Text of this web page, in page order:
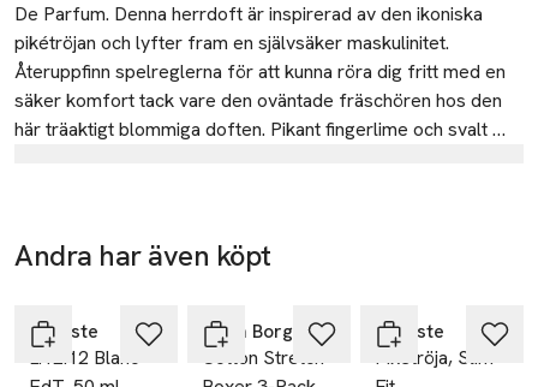
De Parfum. Denna herrdoft är inspirerad av den ikoniska
pikétröjan och lyfter fram en självsäker maskulinitet.
Återuppfinn spelreglerna för att kunna röra dig fritt med en
säker komfort tack vare den oväntade fräschören hos den
här träaktigt blommiga doften. Pikant fingerlime och svalt
pikégravyren och den broderade krokodilen för tankarna till
den klassiska pikétröjan skapad av René Lacoste. Han
tenniströjan för att skapa den första bekväma pikétröjan. Han
var en av de första som förstod behovet av att kombinera
10 RUE DE SOLFERINO
75007 Paris
E-post
tgaigneur@interparfums.fr
Andra har även köpt
Lacoste
L.12.12 Blanc
40% vid köp
över 200kr
Björn Borg
Cotton Stretch
Lacoste
Pikétröja, Slim